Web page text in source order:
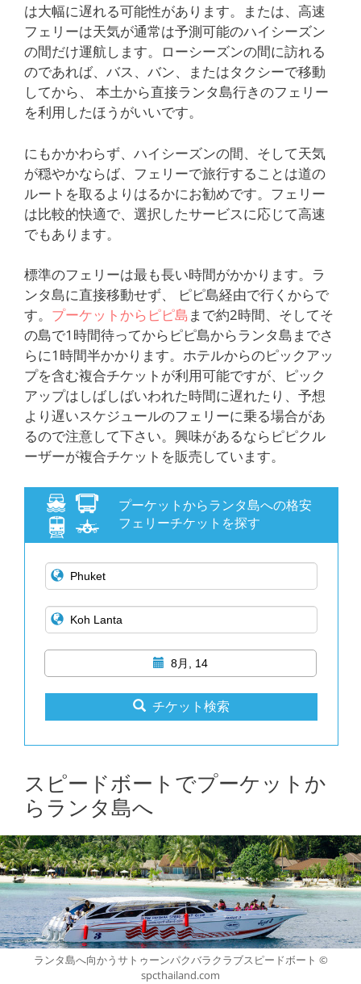
は大幅に遅れる可能性があります。または、高速
フェリーは天気が通常は予測可能のハイシーズン
の間だけ運航します。ローシーズンの間に訪れる
のであれば、バス、バン、またはタクシーで移動
してから、 本土から直接ランタ島行きのフェリー
を利用したほうがいいです。
にもかかわらず、ハイシーズンの間、そして天気
が穏やかならば、フェリーで旅行することは道の
ルートを取るよりはるかにお勧めです。フェリー
は比較的快適で、選択したサービスに応じて高速
でもあります。
標準のフェリーは最も長い時間がかかります。ラ
ンタ島に直接移動せず、 ピピ島経由で行くからで
す。 プーケットからピピ島 まで約2時間、そしてそ
の島で1時間待ってからピピ島からランタ島までさ
らに1時間半かかります。ホテルからのピックアッ
プを含む複合チケットが利用可能ですが、ピック
アップはしばしばいわれた時間に遅れたり、予想
より遅いスケジュールのフェリーに乗る場合があ
るので注意して下さい。興味があるならピピクル
ーザーが複合チケットを販売しています。
プーケットからランタ島への格安
フェリーチケットを探す
8月, 14
チケット検索
スピードボートでプーケットか
らランタ島へ
ランタ島へ向かうサトゥーンパクバラクラブスピードボート ©
spcthailand.com